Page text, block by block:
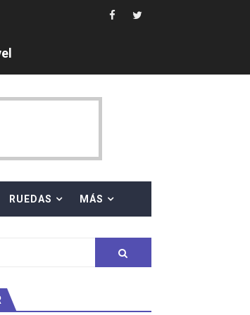
Ángela Martínez 5ª en 10km
RUEDAS MÁS